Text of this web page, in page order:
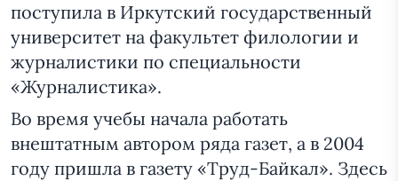
поступила в Иркутский государственный
университет на факультет филологии и
журналистики по специальности
«Журналистика».
Во время учебы начала работать
внештатным автором ряда газет, а в 2004
году пришла в газету «Труд-Байкал». Здесь